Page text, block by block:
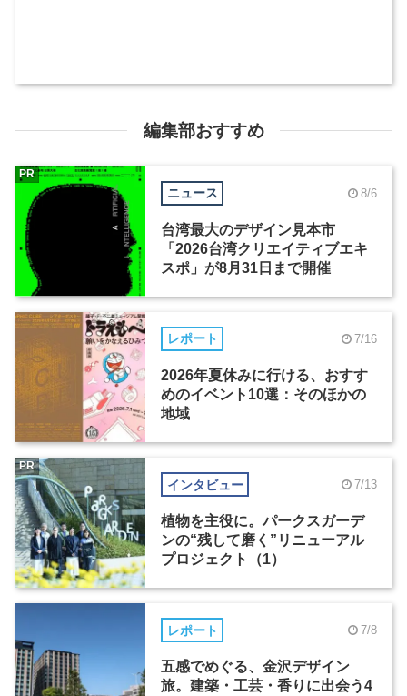
編集部おすすめ
ニュース 8/6
台湾最大のデザイン見本市
「2026台湾クリエイティブエキ
スポ」が8月31日まで開催
PR
レポート 7/16
2026年夏休みに行ける、おすす
めのイベント10選：そのほかの
地域
インタビュー 7/13
植物を主役に。パークスガーデ
ンの“残して磨く”リニューアル
プロジェクト（1）
PR
レポート 7/8
五感でめぐる、金沢デザイン
旅。建築・工芸・香りに出会う4